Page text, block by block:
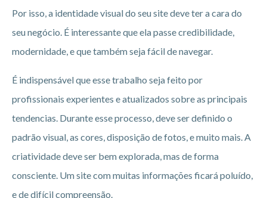
Por isso, a identidade visual do seu site deve ter a cara do
seu negócio. É interessante que ela passe credibilidade,
modernidade, e que também seja fácil de navegar.
É indispensável que esse trabalho seja feito por
profissionais experientes e atualizados sobre as principais
tendencias. Durante esse processo, deve ser definido o
padrão visual, as cores, disposição de fotos, e muito mais. A
criatividade deve ser bem explorada, mas de forma
consciente. Um site com muitas informações ficará poluído,
e de difícil compreensão.